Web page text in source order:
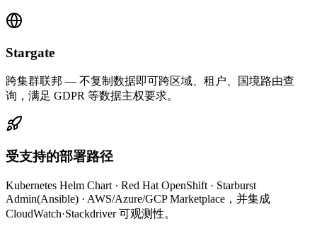
Stargate
跨集群联邦 — 不复制数据即可跨区域、租户、国境路由查
询，满足 GDPR 等数据主权要求。
受支持的部署路径
Kubernetes Helm Chart · Red Hat OpenShift · Starburst
Admin(Ansible) · AWS/Azure/GCP Marketplace，并集成
CloudWatch·Stackdriver 可观测性。